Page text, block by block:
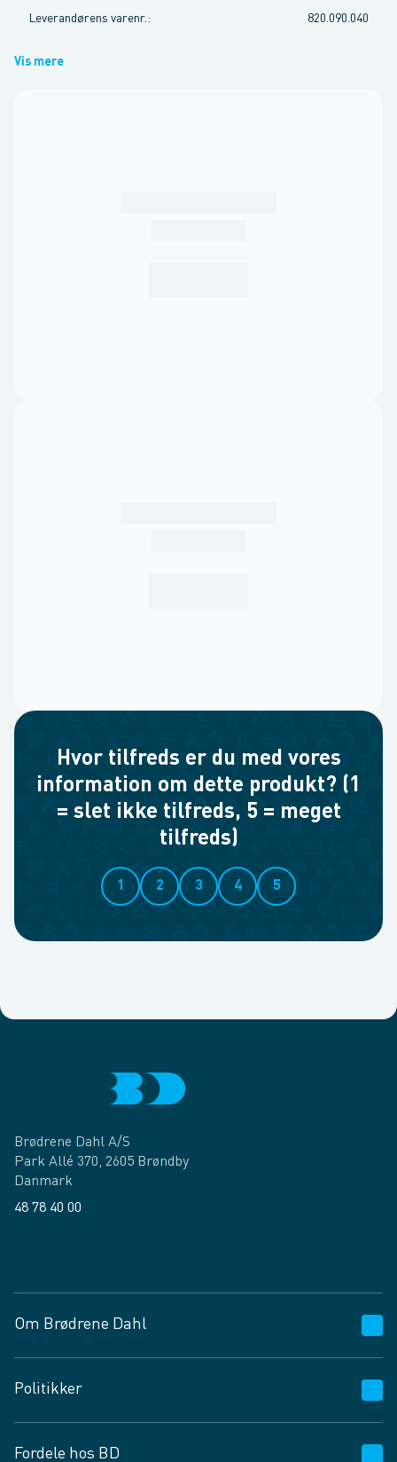
Leverandørens varenr. : 820.090.040
Vis mere
Hvor tilfreds er du med vores
information om dette produkt? (1
= slet ikke tilfreds, 5 = meget
tilfreds)
1 2 3 4 5
Brødrene Dahl A/S
Park Allé 370, 2605 Brøndby
Danmark
48 78 40 00
Om Brødrene Dahl
Vagttelefon 30 10 89 89
Spørgsmål og svar
Job og karriere
Politikker
Fordele hos BD